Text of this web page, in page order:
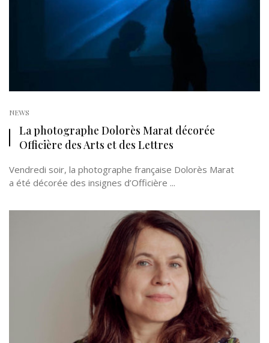
NEWS
La photographe Dolorès Marat décorée
Officière des Arts et des Lettres
Vendredi soir, la photographe française Dolorès Marat
a été décorée des insignes d’Officière ...